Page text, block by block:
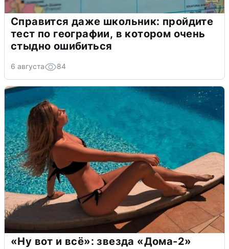
Справится даже школьник: пройдите
тест по географии, в котором очень
стыдно ошибиться
6 августа 84
«Ну вот и всё»: звезда «Дома-2»